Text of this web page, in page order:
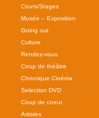
Cours/Stages
Musée – Exposition
Going out
Culture
Rendez-vous
Coup de théâtre
Chronique Cinéma
Selection DVD
Coup de coeur
Artistes